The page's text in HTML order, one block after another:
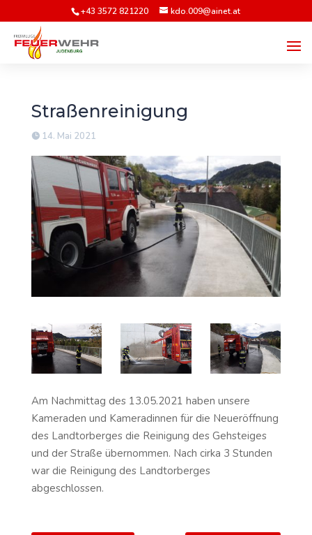
+43 3572 821220 kdo.009@ainet.at
Straßenreinigung
14. Mai 2021
Am Nachmittag des 13.05.2021 haben unsere
Kameraden und Kameradinnen für die Neueröffnung
des Landtorberges die Reinigung des Gehsteiges
und der Straße übernommen. Nach cirka 3 Stunden
war die Reinigung des Landtorberges
abgeschlossen.